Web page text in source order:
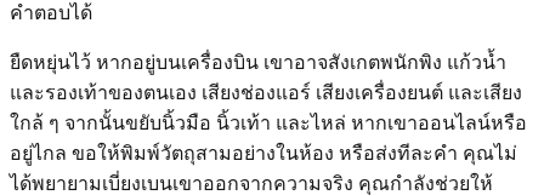
คำตอบได้
ยืดหยุ่นไว้ หากอยู่บนเครื่องบิน เขาอาจสังเกตพนักพิง แก้วน้ำ
และรองเท้าของตนเอง เสียงช่องแอร์ เสียงเครื่องยนต์ และเสียง
ใกล้ ๆ จากนั้นขยับนิ้วมือ นิ้วเท้า และไหล่ หากเขาออนไลน์หรือ
อยู่ไกล ขอให้พิมพ์วัตถุสามอย่างในห้อง หรือส่งทีละคำ คุณไม่
ได้พยายามเบี่ยงเบนเขาออกจากความจริง คุณกำลังช่วยให้